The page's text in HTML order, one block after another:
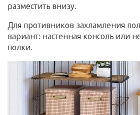
разместить внизу.
Для противников захламления
вариант: настенная консоль или
полки.